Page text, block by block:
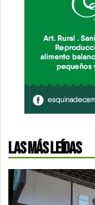
LAS MÁS LEÍDAS